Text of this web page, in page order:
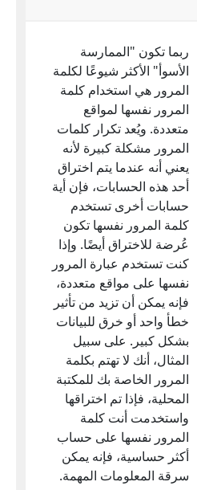
ربما تكون "الممارسة
الأسوأ" الأكثر شيوعًا لكلمة
المرور هي استخدام كلمة
المرور نفسها لمواقع
متعددة. ويُعد تكرار كلمات
المرور مشكلة كبيرة لأنه
يعني أنه عندما يتم اختراق
أحد هذه الحسابات، فإن أية
حسابات أخرى تستخدم
كلمة المرور نفسها تكون
عُرضة للاختراق أيضًا. وإذا
كنت تستخدم عبارة المرور
نفسها على مواقع متعددة،
فإنه يمكن أن تزيد من تأثير
خطأ واحد أو خرق للبيانات
بشكل كبير. على سبيل
المثال، أنك لا تهتم بكلمة
المرور الخاصة بك للمكتبة
المحلية، فإذا تم اختراقها
واستخدمت أنت كلمة
المرور نفسها على حساب
أكثر حساسية، فإنه يمكن
سرقة المعلومات المهمة.